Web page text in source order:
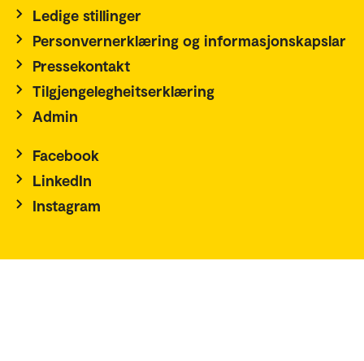
Ledige stillinger
Personvernerklæring og informasjonskapslar
Pressekontakt
Tilgjengelegheitserklæring
Admin
Facebook
LinkedIn
Instagram